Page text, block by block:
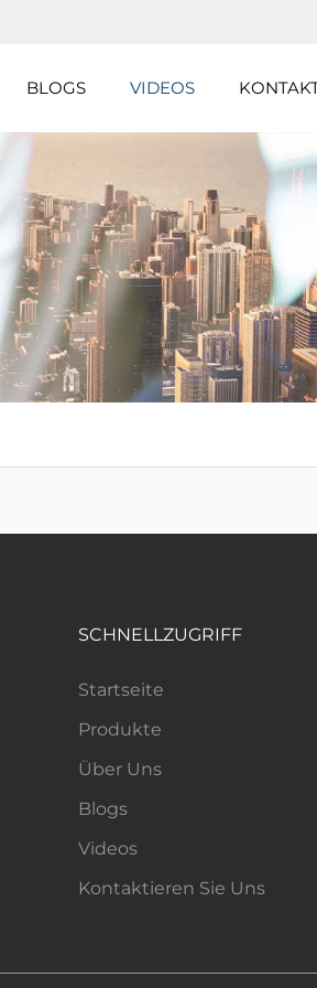
BLOGS VIDEOS
SCHNELLZUGRIFF
Startseite
Produkte
Über Uns
Blogs
Videos
Kontaktieren Sie Uns